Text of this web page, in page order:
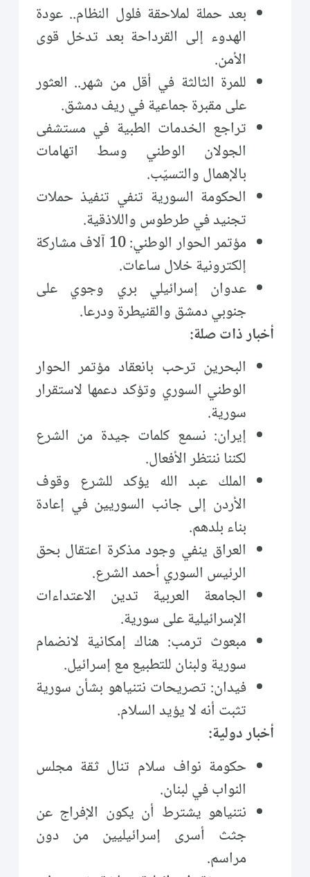
بعد حملة لملاحقة فلول النظام.. عودة
الهدوء إلى القرداحة بعد تدخل قوى
الأمن.
للمرة الثالثة في أقل من شهر.. العثور
على مقبرة جماعية في ريف دمشق.
تراجع الخدمات الطبية في مستشفى
الجولان الوطني وسط اتهامات
بالإهمال والتسيّب.
الحكومة السورية تنفي تنفيذ حملات
تجنيد في طرطوس واللاذقية.
مؤتمر الحوار الوطني: 10 آلاف مشاركة
إلكترونية خلال ساعات.
عدوان إسرائيلي بري وجوي على
جنوبي دمشق والقنيطرة ودرعا.
أخبار ذات صلة:
البحرين ترحب بانعقاد مؤتمر الحوار
الوطني السوري وتؤكد دعمها لاستقرار
سورية.
إيران: نسمع كلمات جيدة من الشرع
لكننا ننتظر الأفعال.
الملك عبد الله يؤكد للشرع وقوف
الأردن إلى جانب السوريين في إعادة
بناء بلدهم.
العراق ينفي وجود مذكرة اعتقال بحق
الرئيس السوري أحمد الشرع.
الجامعة العربية تدين الاعتداءات
الإسرائيلية على سورية.
مبعوث ترمب: هناك إمكانية لانضمام
سورية ولبنان للتطبيع مع إسرائيل.
فيدان: تصريحات نتنياهو بشأن سورية
تثبت أنه لا يؤيد السلام.
أخبار دولية:
حكومة نواف سلام تنال ثقة مجلس
النواب في لبنان.
نتنياهو يشترط أن يكون الإفراج عن
جثث أسرى إسرائيليين من دون
مراسم.